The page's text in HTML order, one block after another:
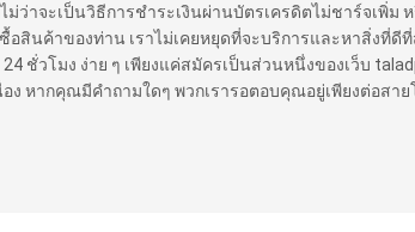
ว่าจะเป็นวิธีการชำระเงินผ่านบัตรเครดิตไม่ชาร์จเพิ่ม
สินค้าของท่าน เราไม่เคยหยุดที่จะบริการและหาสิ่งที่ดี
ชั่วโมง ง่าย ๆ เพียงแค่สมัครเป็นส่วนหนึ่งของเว็บ
หากคุณมีคำถามใดๆ พวกเรารอตอบคุณอยู่เพียงต่อสาย